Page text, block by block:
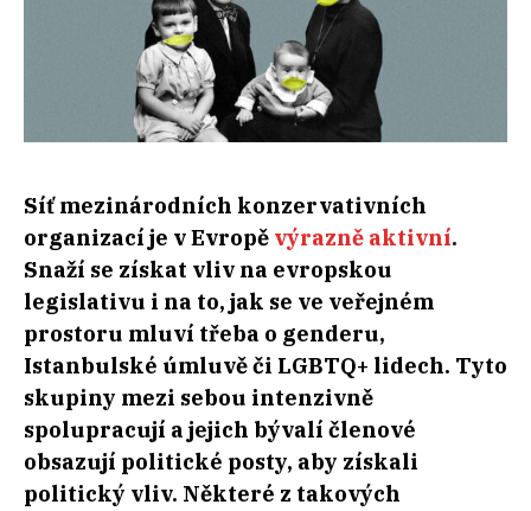
Síť mezinárodních konzervativních
organizací je v Evropě výrazně aktivní.
Snaží se získat vliv na evropskou
legislativu i na to, jak se ve veřejném
prostoru mluví třeba o genderu,
Istanbulské úmluvě či LGBTQ+ lidech. Tyto
skupiny mezi sebou intenzivně
spolupracují a jejich bývalí členové
obsazují politické posty, aby získali
politický vliv. Některé z takových